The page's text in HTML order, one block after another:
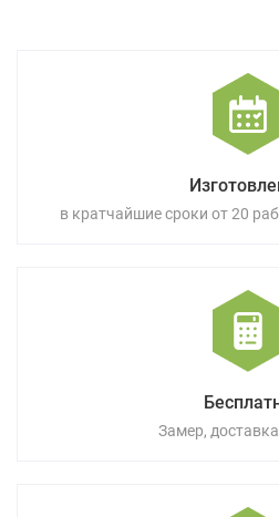
в кратчайшие сроки от 20
Замер,